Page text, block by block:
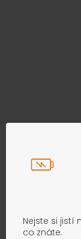
Nejste si jistí
co znáte.